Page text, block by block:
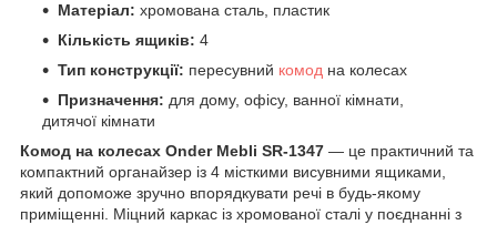
Матеріал: хромована сталь, пластик
Кількість ящиків: 4
Тип конструкції: пересувний комод на колесах
Призначення: для дому, офісу, ванної кімнати,
дитячої кімнати
Комод на колесах Onder Mebli SR-1347 — це практичний та
компактний органайзер із 4 місткими висувними ящиками,
який допоможе зручно впорядкувати речі в будь-якому
приміщенні. Міцний каркас із хромованої сталі у поєднанні з